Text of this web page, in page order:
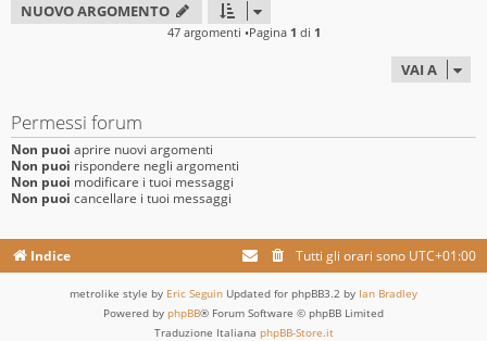
NUOVO ARGOMENTO
47 argomenti •Pagina 1 di 1
VAI A
Permessi forum
Non puoi aprire nuovi argomenti
Non puoi rispondere negli argomenti
Non puoi modificare i tuoi messaggi
Non puoi cancellare i tuoi messaggi
Indice Tutti gli orari sono UTC+01:00
metrolike style by Eric Seguin Updated for phpBB3.2 by Ian Bradley
Powered by phpBB® Forum Software © phpBB Limited
Traduzione Italiana phpBB-Store.it